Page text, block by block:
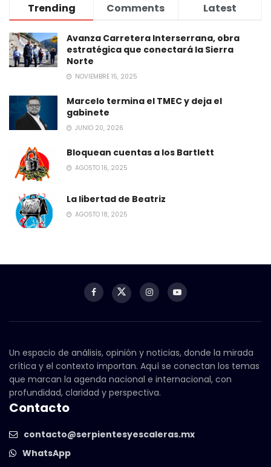
Trending Comments Latest
Avanza Carretera Interserrana, obra
estratégica que conectará la Sierra
Norte
NOVIEMBRE 15, 2025
Marcelo termina el TMEC y deja el
gabinete
JUNIO 20, 2026
Bloquean cuentas a los Bartlett
AGOSTO 16, 2025
La libertad de Beatriz
AGOSTO 18, 2025
Un espacio de análisis, opinión y noticias, donde la mirada
crítica y el contexto importan. Aquí se conectan los temas
que marcan la agenda nacional e internacional, con
profundidad, claridad y perspectiva.
Contacto
contacto@serpientesyescaleras.mx
WhatsApp